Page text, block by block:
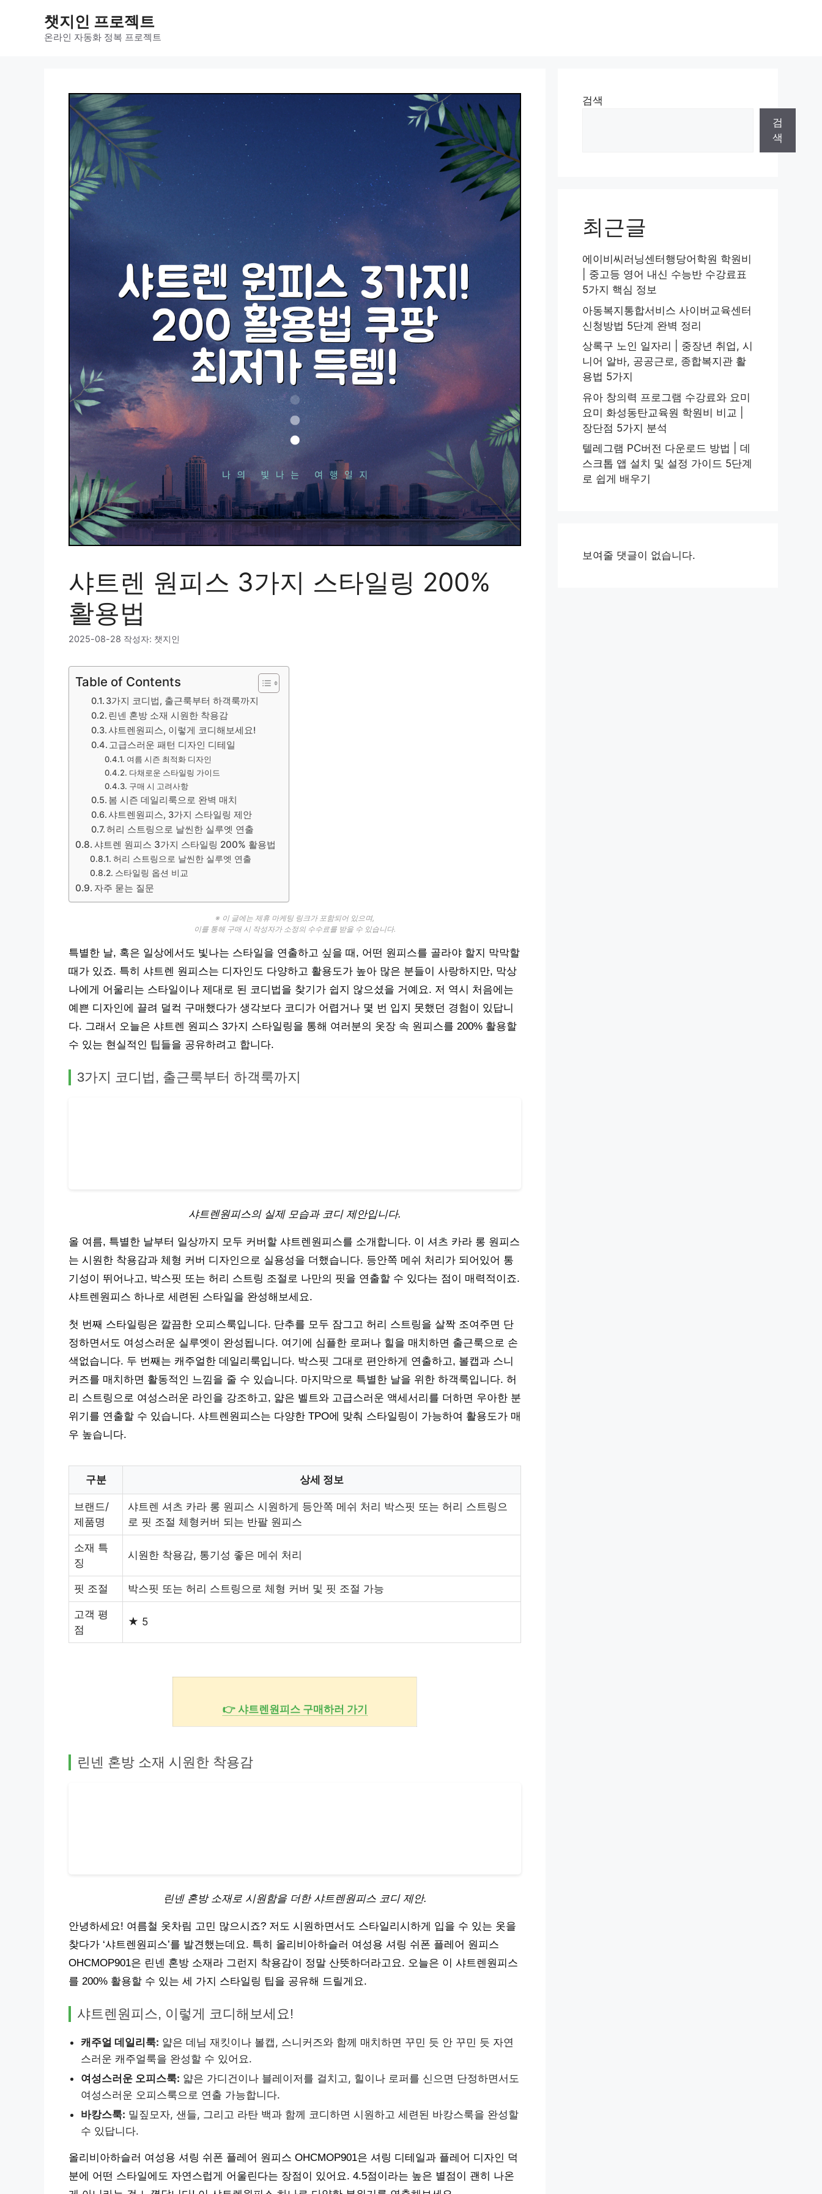
챗지인 프로젝트
온라인 자동화 정복 프로젝트
샤트렌 원피스 3가지 스타일링 200%
활용법
2025-08-28 작성자: 챗지인
Table of Contents
3가지 코디법, 출근룩부터 하객룩까지
린넨 혼방 소재 시원한 착용감
샤트렌원피스, 이렇게 코디해보세요!
고급스러운 패턴 디자인 디테일
여름 시즌 최적화 디자인
다채로운 스타일링 가이드
구매 시 고려사항
봄 시즌 데일리룩으로 완벽 매치
샤트렌원피스, 3가지 스타일링 제안
허리 스트링으로 날씬한 실루엣 연출
샤트렌 원피스 3가지 스타일링 200% 활용법
허리 스트링으로 날씬한 실루엣 연출
스타일링 옵션 비교
자주 묻는 질문
※ 이 글에는 제휴 마케팅 링크가 포함되어 있으며,
이를 통해 구매 시 작성자가 소정의 수수료를 받을 수 있습니다.
특별한 날, 혹은 일상에서도 빛나는 스타일을 연출하고 싶을 때, 어떤 원피스를 골라야 할지 막막할
때가 있죠. 특히 샤트렌 원피스는 디자인도 다양하고 활용도가 높아 많은 분들이 사랑하지만, 막상
나에게 어울리는 스타일이나 제대로 된 코디법을 찾기가 쉽지 않으셨을 거예요. 저 역시 처음에는
예쁜 디자인에 끌려 덜컥 구매했다가 생각보다 코디가 어렵거나 몇 번 입지 못했던 경험이 있답니
다. 그래서 오늘은 샤트렌 원피스 3가지 스타일링을 통해 여러분의 옷장 속 원피스를 200% 활용할
수 있는 현실적인 팁들을 공유하려고 합니다.
3가지 코디법, 출근룩부터 하객룩까지
샤트렌원피스의 실제 모습과 코디 제안입니다.
올 여름, 특별한 날부터 일상까지 모두 커버할 샤트렌원피스를 소개합니다. 이 셔츠 카라 롱 원피스
는 시원한 착용감과 체형 커버 디자인으로 실용성을 더했습니다. 등안쪽 메쉬 처리가 되어있어 통
기성이 뛰어나고, 박스핏 또는 허리 스트링 조절로 나만의 핏을 연출할 수 있다는 점이 매력적이죠.
샤트렌원피스 하나로 세련된 스타일을 완성해보세요.
첫 번째 스타일링은 깔끔한 오피스룩입니다. 단추를 모두 잠그고 허리 스트링을 살짝 조여주면 단
정하면서도 여성스러운 실루엣이 완성됩니다. 여기에 심플한 로퍼나 힐을 매치하면 출근룩으로 손
색없습니다. 두 번째는 캐주얼한 데일리룩입니다. 박스핏 그대로 편안하게 연출하고, 볼캡과 스니
커즈를 매치하면 활동적인 느낌을 줄 수 있습니다. 마지막으로 특별한 날을 위한 하객룩입니다. 허
리 스트링으로 여성스러운 라인을 강조하고, 얇은 벨트와 고급스러운 액세서리를 더하면 우아한 분
위기를 연출할 수 있습니다. 샤트렌원피스는 다양한 TPO에 맞춰 스타일링이 가능하여 활용도가 매
우 높습니다.
구분 상세 정보
브랜드/
제품명
샤트렌 셔츠 카라 롱 원피스 시원하게 등안쪽 메쉬 처리 박스핏 또는 허리 스트링으
로 핏 조절 체형커버 되는 반팔 원피스
소재 특
징
시원한 착용감, 통기성 좋은 메쉬 처리
핏 조절 박스핏 또는 허리 스트링으로 체형 커버 및 핏 조절 가능
고객 평
점
★ 5
👉 샤트렌원피스 구매하러 가기
린넨 혼방 소재 시원한 착용감
린넨 혼방 소재로 시원함을 더한 샤트렌원피스 코디 제안.
안녕하세요! 여름철 옷차림 고민 많으시죠? 저도 시원하면서도 스타일리시하게 입을 수 있는 옷을
찾다가 ‘샤트렌원피스’를 발견했는데요. 특히 올리비아하슬러 여성용 셔링 쉬폰 플레어 원피스
OHCMOP901은 린넨 혼방 소재라 그런지 착용감이 정말 산뜻하더라고요. 오늘은 이 샤트렌원피스
를 200% 활용할 수 있는 세 가지 스타일링 팁을 공유해 드릴게요.
샤트렌원피스, 이렇게 코디해보세요!
캐주얼 데일리룩: 얇은 데님 재킷이나 볼캡, 스니커즈와 함께 매치하면 꾸민 듯 안 꾸민 듯 자연
스러운 캐주얼룩을 완성할 수 있어요.
여성스러운 오피스룩: 얇은 가디건이나 블레이저를 걸치고, 힐이나 로퍼를 신으면 단정하면서도
여성스러운 오피스룩으로 연출 가능합니다.
바캉스룩: 밀짚모자, 샌들, 그리고 라탄 백과 함께 코디하면 시원하고 세련된 바캉스룩을 완성할
수 있답니다.
올리비아하슬러 여성용 셔링 쉬폰 플레어 원피스 OHCMOP901은 셔링 디테일과 플레어 디자인 덕
분에 어떤 스타일에도 자연스럽게 어울린다는 장점이 있어요. 4.5점이라는 높은 별점이 괜히 나온
검색
검
색
최근글
에이비씨러닝센터행당어학원 학원비
| 중고등 영어 내신 수능반 수강료표
5가지 핵심 정보
아동복지통합서비스 사이버교육센터
신청방법 5단계 완벽 정리
상록구 노인 일자리 | 중장년 취업, 시
니어 알바, 공공근로, 종합복지관 활
용법 5가지
유아 창의력 프로그램 수강료와 요미
요미 화성동탄교육원 학원비 비교 |
장단점 5가지 분석
텔레그램 PC버전 다운로드 방법 | 데
스크톱 앱 설치 및 설정 가이드 5단계
로 쉽게 배우기
보여줄 댓글이 없습니다.